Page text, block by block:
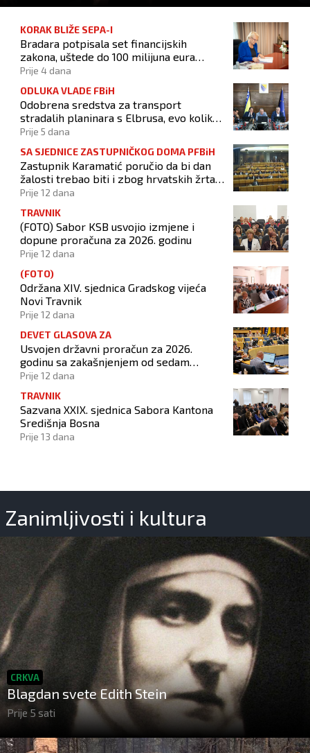
KORAK BLIŽE SEPA-I
Bradara potpisala set financijskih
zakona, uštede do 100 milijuna eura
godišnje
Prije 4 dana
ODLUKA VLADE FBiH
Odobrena sredstva za transport
stradalih planinara s Elbrusa, evo koliko
je izdvojeno
Prije 5 dana
SA SJEDNICE ZASTUPNIČKOG DOMA PFBiH
Zastupnik Karamatić poručio da bi dan
žalosti trebao biti i zbog hrvatskih žrtava
u Doljanima
Prije 12 dana
TRAVNIK
(FOTO) Sabor KSB usvojio izmjene i
dopune proračuna za 2026. godinu
Prije 12 dana
(FOTO)
Održana XIV. sjednica Gradskog vijeća
Novi Travnik
Prije 12 dana
DEVET GLASOVA ZA
Usvojen državni proračun za 2026.
godinu sa zakašnjenjem od sedam
mjeseci
Prije 12 dana
TRAVNIK
Sazvana XXIX. sjednica Sabora Kantona
Središnja Bosna
Prije 13 dana
Zanimljivosti i kultura
CRKVA
Blagdan svete Edith Stein
Prije 5 sati